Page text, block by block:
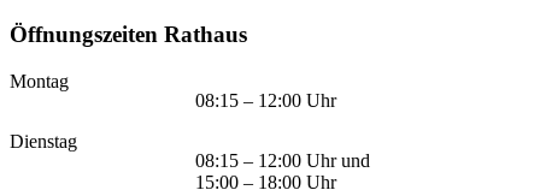
Öffnungszeiten Rathaus
Montag
08:15 – 12:00 Uhr
Dienstag
08:15 – 12:00 Uhr und
15:00 – 18:00 Uhr